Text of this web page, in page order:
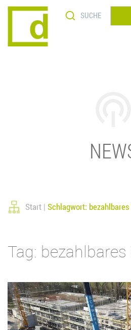
Skip
Start Schlagwort: bezahlbares
Tag: